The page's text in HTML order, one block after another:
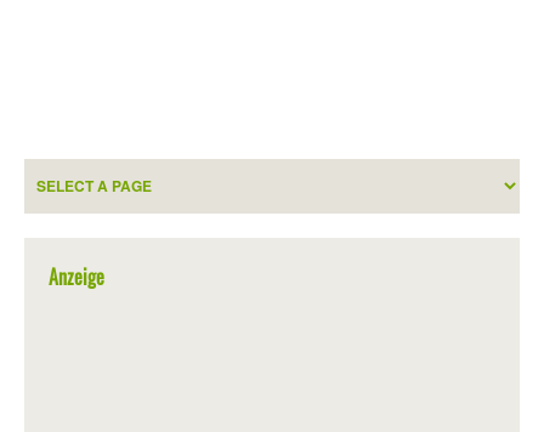
Anzeige